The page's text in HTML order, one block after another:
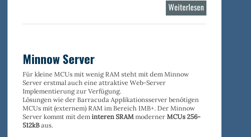
Weiterlesenüber
SharkMQTT
Minnow Server
Für kleine MCUs mit wenig RAM steht mit dem Minnow
Server erstmal auch eine attraktive Web-Server
Implementierung zur Verfügung.
Lösungen wie der Barracuda Applikationsserver benötigen
MCUs mit (externem) RAM im Bereich 1MB+. Der Minnow
Server kommt mit deminteren SRAMmodernerMCUs 256-
512kBaus.